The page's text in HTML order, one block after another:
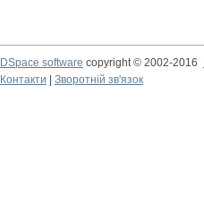
DSpace software copyright © 2002-2016
Контакти
Зворотній зв'язок